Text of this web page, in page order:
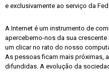
e exclusivamente ao serviço da
A Internet é um instrumento de
apercebemo-nos da sua
um clicar no rato do nosso
As pessoas ficam mais próximas,
difundidas. A evolução da